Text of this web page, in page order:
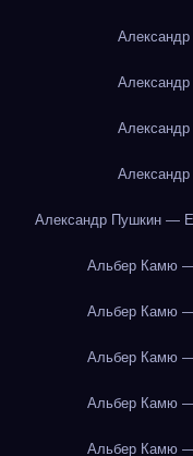
Александр Пушкин —
Альбер Камю
Альбер Камю
Альбер Камю
Альбер Камю
Альбер Камю